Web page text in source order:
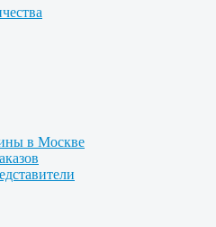
в Москве